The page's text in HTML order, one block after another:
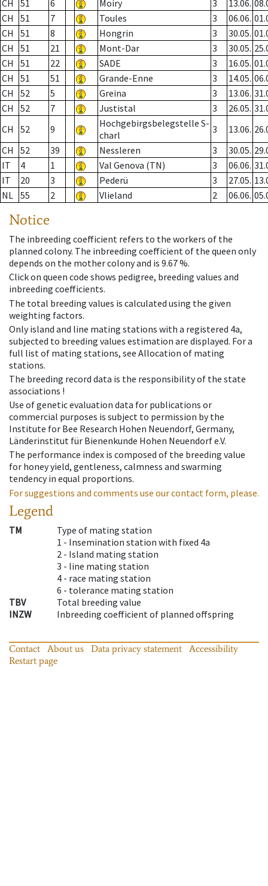
CH 51 6 Moiry 3 13.06.
CH
51 7 Toules 3 06.06.
CH
51 8 Hongrin 3 30.05.
CH
51 21 Mont-Dar 3 30.05.
CH
51 22 SADE 3 16.05.
CH
51 51 Grande-Enne 3 14.05.
CH
52 5 Greina 3 13.06.
CH
52 7 Justistal 3 26.05.
CH
52 9
Hochgebirgsbelegstelle S-
charl
3 13.06.
CH
52 39 Nessleren 3 30.05.
IT
4 1 Val Genova (TN) 3 06.06.
IT
20 3 Pederü 3 27.05.
NL 55 2 Vlieland 2 06.06.
Notice
The inbreeding coefficient refers to the workers of the
planned colony. The inbreeding coefficient of the queen only
depends on the mother colony and is 9.67 %.
Click on queen code shows pedigree, breeding values and
inbreeding coefficients.
The total breeding values is calculated using the given
weighting factors.
Only island and line mating stations with a registered 4a,
subjected to breeding values estimation are displayed. For a
full list of mating stations, see Allocation of mating
stations.
The breeding record data is the responsibility of the state
associations !
Use of genetic evaluation data for publications or
commercial purposes is subject to permission by the
Institute for Bee Research Hohen Neuendorf, Germany,
Länderinstitut für Bienenkunde Hohen Neuendorf e.V.
The performance index is composed of the breeding value
for honey yield, gentleness, calmness and swarming
tendency in equal proportions.
For suggestions and comments use our contact form, please.
Legend
TM
Type of mating station
1 - Insemination station with fixed 4a
2 - Island mating station
3 - line mating station
4 - race mating station
6 - tolerance mating station
TBV
Total breeding value
INZW
Inbreeding coefficient of planned offspring
Contact About us Data privacy statement
Accessibility
Restart page